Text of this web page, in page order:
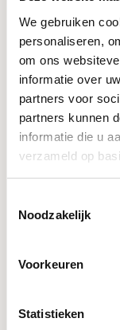
We gebruiken
personaliseren,
om ons
informatie over
partners voor
partners kunnen
informatie die u
verzameld op
Noodzakelijk
Voorkeuren
Statistieken
Ook bij het
helpen! Lees
Meerdere
Over
Arjan werkt
als geen
tot leven